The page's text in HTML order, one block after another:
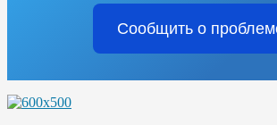
Сообщить о